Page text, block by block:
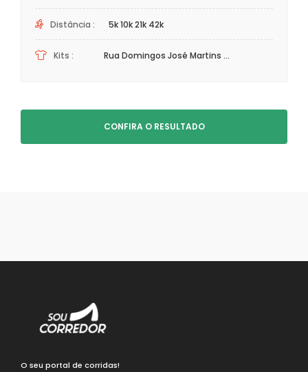
Distância : 5k 10k 21k 42k
Kits : Rua Domingos José Martins ...
CONFIRA O RESULTADO
O seu portal de corridas!